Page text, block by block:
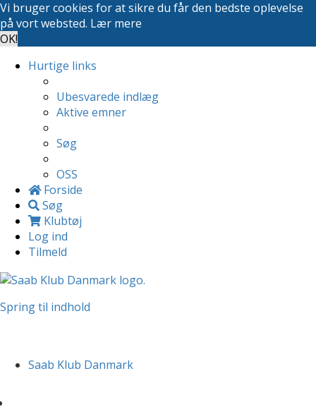
Vi bruger cookies for at sikre du får den bedste oplevelse
på vort websted. Lær mere
OK!
Hurtige links
Ubesvarede indlæg
Aktive emner
Søg
OSS
Forside
Søg
Klubtøj
Log ind
Tilmeld
Spring til indhold
Saab Klub Danmark